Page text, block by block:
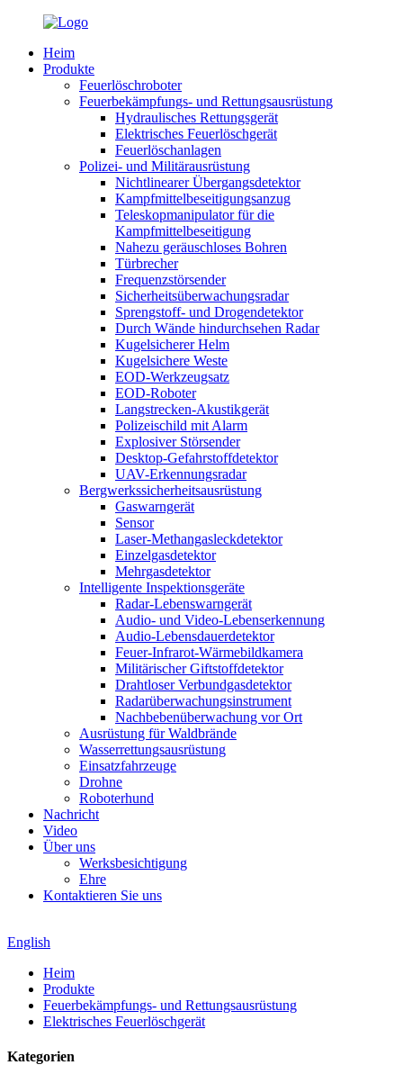
Heim
Produkte
Feuerlöschroboter
Feuerbekämpfungs- und Rettungsausrüstung
Hydraulisches Rettungsgerät
Elektrisches Feuerlöschgerät
Feuerlöschanlagen
Polizei- und Militärausrüstung
Nichtlinearer Übergangsdetektor
Kampfmittelbeseitigungsanzug
Teleskopmanipulator für die
Kampfmittelbeseitigung
Nahezu geräuschloses Bohren
Türbrecher
Frequenzstörsender
Sicherheitsüberwachungsradar
Sprengstoff- und Drogendetektor
Durch Wände hindurchsehen Radar
Kugelsicherer Helm
Kugelsichere Weste
EOD-Werkzeugsatz
EOD-Roboter
Langstrecken-Akustikgerät
Polizeischild mit Alarm
Explosiver Störsender
Desktop-Gefahrstoffdetektor
UAV-Erkennungsradar
Bergwerkssicherheitsausrüstung
Gaswarngerät
Sensor
Laser-Methangasleckdetektor
Einzelgasdetektor
Mehrgasdetektor
Intelligente Inspektionsgeräte
Radar-Lebenswarngerät
Audio- und Video-Lebenserkennung
Audio-Lebensdauerdetektor
Feuer-Infrarot-Wärmebildkamera
Militärischer Giftstoffdetektor
Drahtloser Verbundgasdetektor
Radarüberwachungsinstrument
Nachbebenüberwachung vor Ort
Ausrüstung für Waldbrände
Wasserrettungsausrüstung
Einsatzfahrzeuge
Drohne
Roboterhund
Nachricht
Video
Über uns
Werksbesichtigung
Ehre
Kontaktieren Sie uns
English
Heim
Produkte
Feuerbekämpfungs- und Rettungsausrüstung
Elektrisches Feuerlöschgerät
Kategorien